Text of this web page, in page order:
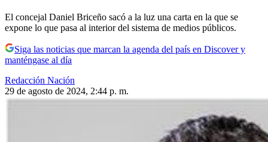
El concejal Daniel Briceño sacó a la luz una carta en la que se
expone lo que pasa al interior del sistema de medios públicos.
Siga las noticias que marcan la agenda del país en Discover y
manténgase al día
Redacción Nación
29 de agosto de 2024, 2:44 p. m.